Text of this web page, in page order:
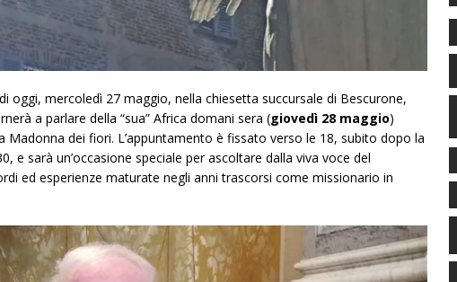
oggi, mercoledì 27 maggio, nella chiesetta succursale di Bescurone,
a parlare della “sua” Africa domani sera (giovedì 28 maggio)
Madonna dei fiori. L’appuntamento è fissato verso le 18, subito dopo la
e sarà un’occasione speciale per ascoltare dalla viva voce del
ed esperienze maturate negli anni trascorsi come missionario in